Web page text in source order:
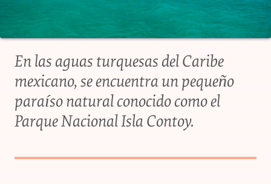
En las aguas turquesas del Caribe
mexicano, se encuentra un pequeño
paraíso natural conocido como el
Parque Nacional Isla Contoy.